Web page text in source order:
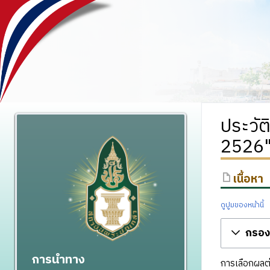
ประวั
เนื้อหา
ดูปูมของหน้านี้
กรอ
การเลือกผล
การนำทาง